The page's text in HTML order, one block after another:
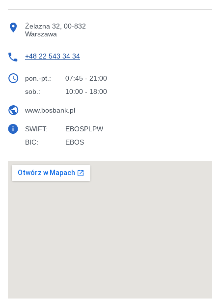
Żelazna 32, 00-832
Warszawa
+48 22 543 34 34
pon.-pt.:
07:45 - 21:00
sob.:
10:00 - 18:00
www.bosbank.pl
SWIFT:
EBOSPLPW
BIC:
EBOS